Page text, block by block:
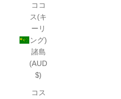
ココ
ス(キ
ーリ
ング)
諸島
(AUD
$)
コス